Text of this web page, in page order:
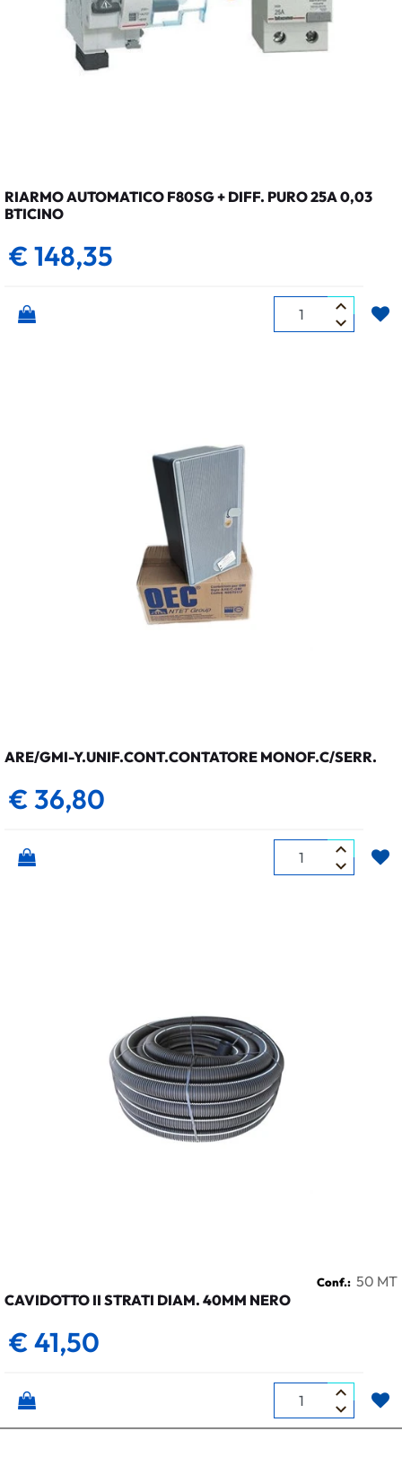
RIARMO AUTOMATICO F80SG + DIFF. PURO 25A 0,03
BTICINO
€ 148,35
Quantità
ARE/GMI-Y.UNIF.CONT.CONTATORE MONOF.C/SERR.
€ 36,80
Quantità
Conf.: 50 MT
CAVIDOTTO II STRATI DIAM. 40MM NERO
€ 41,50
Quantità